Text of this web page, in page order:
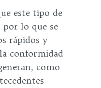
este tipo de
por lo que se
rápidos y
conformidad
como